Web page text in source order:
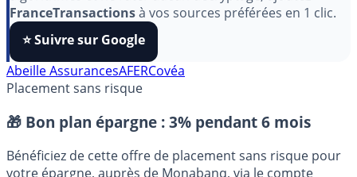
Pour soutenir le travail de notre équipe face aux
algorithmes et ne rater aucun décryptage, ajoutez
FranceTransactionsà vos sources préférées en 1 clic.
⭐️ Suivre sur Google
Placement sans risque
🎁 Bon plan épargne : 3% pendant 6 mois